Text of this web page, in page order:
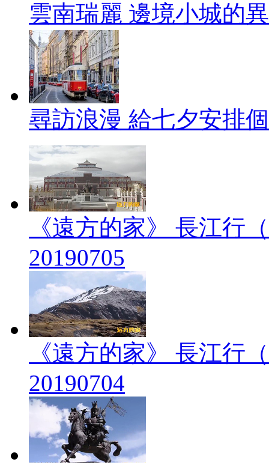
雲南瑞麗 邊境小城的
尋訪浪漫 給七夕安排
《遠方的家》 長江行
20190705
《遠方的家》 長江行
20190704